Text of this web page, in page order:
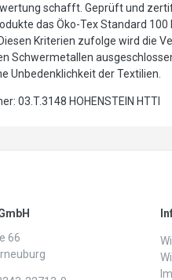
schafft. Geprüft und
das Öko-Tex Standard
Kriterien zufolge wird die
Schwermetallen
Unbedenklichkeit der Textilien.
03.T.3148 HOHENSTEIN HTTI
66